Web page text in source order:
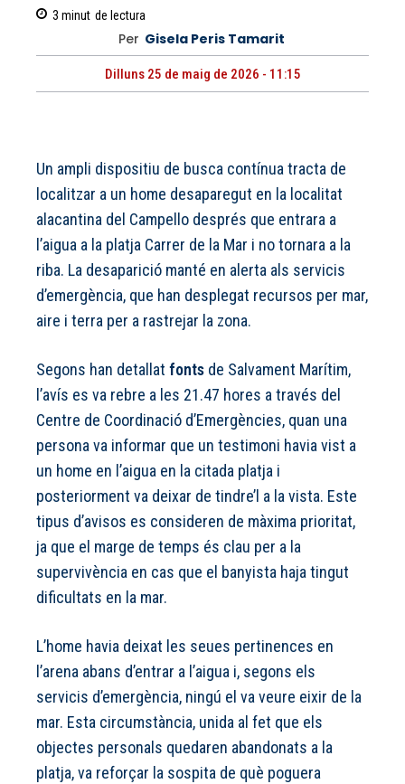
3 minut de lectura
Per Gisela Peris Tamarit
Dilluns 25 de maig de 2026 - 11:15
Un ampli dispositiu de busca contínua tracta de
localitzar a un home desaparegut en la localitat
alacantina del Campello després que entrara a
l’aigua a la platja Carrer de la Mar i no tornara a la
riba. La desaparició manté en alerta als servicis
d’emergència, que han desplegat recursos per mar,
aire i terra per a rastrejar la zona.
Segons han detallat fonts de Salvament Marítim,
l’avís es va rebre a les 21.47 hores a través del
Centre de Coordinació d’Emergències, quan una
persona va informar que un testimoni havia vist a
un home en l’aigua en la citada platja i
posteriorment va deixar de tindre’l a la vista. Este
tipus d’avisos es consideren de màxima prioritat,
ja que el marge de temps és clau per a la
supervivència en cas que el banyista haja tingut
dificultats en la mar.
L’home havia deixat les seues pertinences en
l’arena abans d’entrar a l’aigua i, segons els
servicis d’emergència, ningú el va veure eixir de la
mar. Esta circumstància, unida al fet que els
objectes personals quedaren abandonats a la
platja, va reforçar la sospita de què poguera